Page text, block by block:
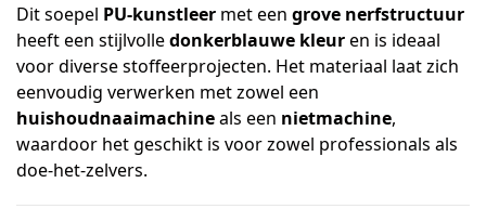
Dit soepel PU-kunstleer met een grove nerfstructuur
heeft een stijlvolledonkerblauwe kleuren is ideaal
voor diverse stoffeerprojecten. Het materiaal laat zich
eenvoudig verwerken met zowel een
huishoudnaaimachineals een nietmachine,
waardoor het geschikt is voor zowel professionals als
doe-het-zelvers.